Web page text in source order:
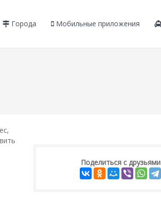
Города Мобильные приложения
Поделиться с друзьями